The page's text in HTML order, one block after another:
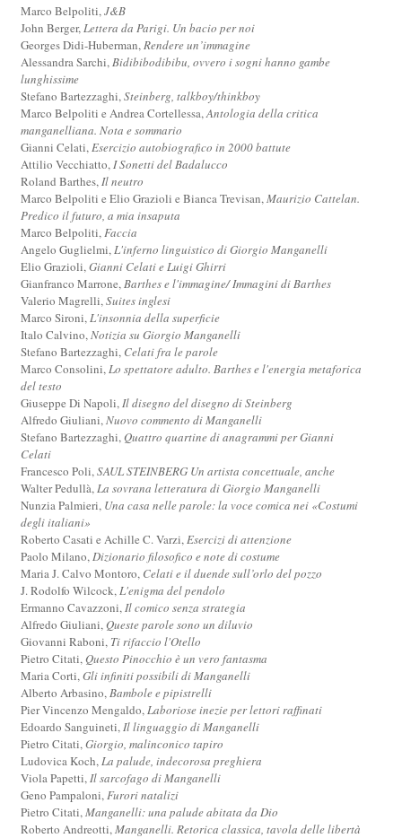
Marco Belpoliti,J&B
John Berger,Lettera da Parigi. Un bacio per noi
Georges Didi-Huberman,Rendere un’immagine
Alessandra Sarchi,Bidibibodibibu, ovvero i sogni hanno gambe
lunghissime
Stefano Bartezzaghi,Steinberg, talkboy/thinkboy
Marco Belpoliti e Andrea Cortellessa,Antologia della critica
manganelliana. Nota e sommario
Gianni Celati,Esercizio autobiografico in 2000 battute
Attilio Vecchiatto,I Sonetti del Badalucco
Roland Barthes,Il neutro
Marco Belpoliti e Elio Grazioli e Bianca Trevisan,Maurizio Cattelan.
Predico il futuro, a mia insaputa
Marco Belpoliti,Faccia
Angelo Guglielmi,L'inferno linguistico di Giorgio Manganelli
Elio Grazioli,Gianni Celati e Luigi Ghirri
Gianfranco Marrone,Barthes e l'immagine/ Immagini di Barthes
Valerio Magrelli,Suites inglesi
Marco Sironi,L'insonnia della superficie
Italo Calvino,Notizia su Giorgio Manganelli
Stefano Bartezzaghi, Celati fra le parole
Marco Consolini,Lo spettatore adulto. Barthes e l'energia metaforica
del testo
Giuseppe Di Napoli,Il disegno del disegno di Steinberg
Alfredo Giuliani,Nuovo commento di Manganelli
Stefano Bartezzaghi,Quattro quartine di anagrammi per Gianni
Celati
Francesco Poli,SAUL STEINBERG Un artista concettuale, anche
Walter Pedullà,La sovrana letteratura di Giorgio Manganelli
Nunzia Palmieri, Una casa nelle parole: la voce comica nei «Costumi
degli italiani»
Roberto Casati e Achille C. Varzi,Esercizi di attenzione
Paolo Milano,Dizionario filosofico e note di costume
Maria J. Calvo Montoro, Celati e il duende sull’orlo del pozzo
J. Rodolfo Wilcock,L'enigma del pendolo
Ermanno Cavazzoni,Il comico senza strategia
Alfredo Giuliani,Queste parole sono un diluvio
Giovanni Raboni, Ti rifaccio l'Otello
Pietro Citati,Questo Pinocchio è un vero fantasma
Maria Corti,Gli infiniti possibili di Manganelli
Alberto Arbasino,Bambole e pipistrelli
Pier Vincenzo Mengaldo,Laboriose inezie per lettori raffinati
Edoardo Sanguineti,Il linguaggio di Manganelli
Pietro Citati,Giorgio, malinconico tapiro
Ludovica Koch,La palude, indecorosa preghiera
Viola Papetti,Il sarcofago di Manganelli
Geno Pampaloni,Furori natalizi
Pietro Citati,Manganelli: una palude abitata da Dio
Roberto Andreotti,Manganelli. Retorica classica, tavola delle libertà